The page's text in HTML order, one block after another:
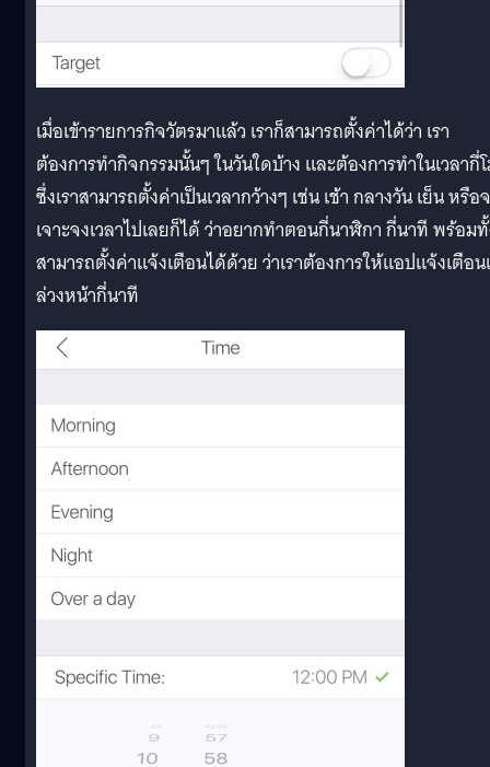
เมื่อเข้ารายการกิจวัตรมาแล้ว เราก็สามารถตั้งค่าได้ว่า เรา
ต้องการทำกิจกรรมนั้นๆ ในวันใดบ้าง และต้องการทำในเวลากี่
ซึ่งเราสามารถตั้งค่าเป็นเวลากว้างๆ เช่น เช้า กลางวัน เย็น หรือ
เจาะจงเวลาไปเลยก็ได้ ว่าอยากทำตอนกี่นาฬิกา กี่นาที พร้อม
สามารถตั้งค่าแจ้งเตือนได้ด้วย ว่าเราต้องการให้แอปแจ้งเตือน
ล่วงหน้ากี่นาที